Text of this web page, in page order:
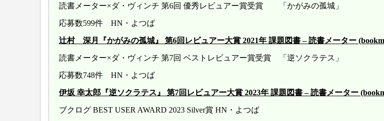
読書メーター×ダ・ヴィンチ 第6回 優秀レビュアー賞受賞 「かがみの孤城」
応募数599件 HN・よつば
辻村 深月『かがみの孤城』 第6回レビュアー大賞 2021年 課題図書 – 読書メーター
読書メーター×ダ・ヴィンチ 第7回 ベストレビュアー賞受賞 「逆ソクラテス」
応募数748件 HN・よつば
伊坂 幸太郎『逆ソクラテス』 第7回レビュアー大賞 2023年 課題図書 – 読書メーター
ブクログ BEST USER AWARD 2023 Silver賞 HN・よつば